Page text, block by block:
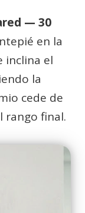
— 30
en la
inclina el
la
cede de
rango final.